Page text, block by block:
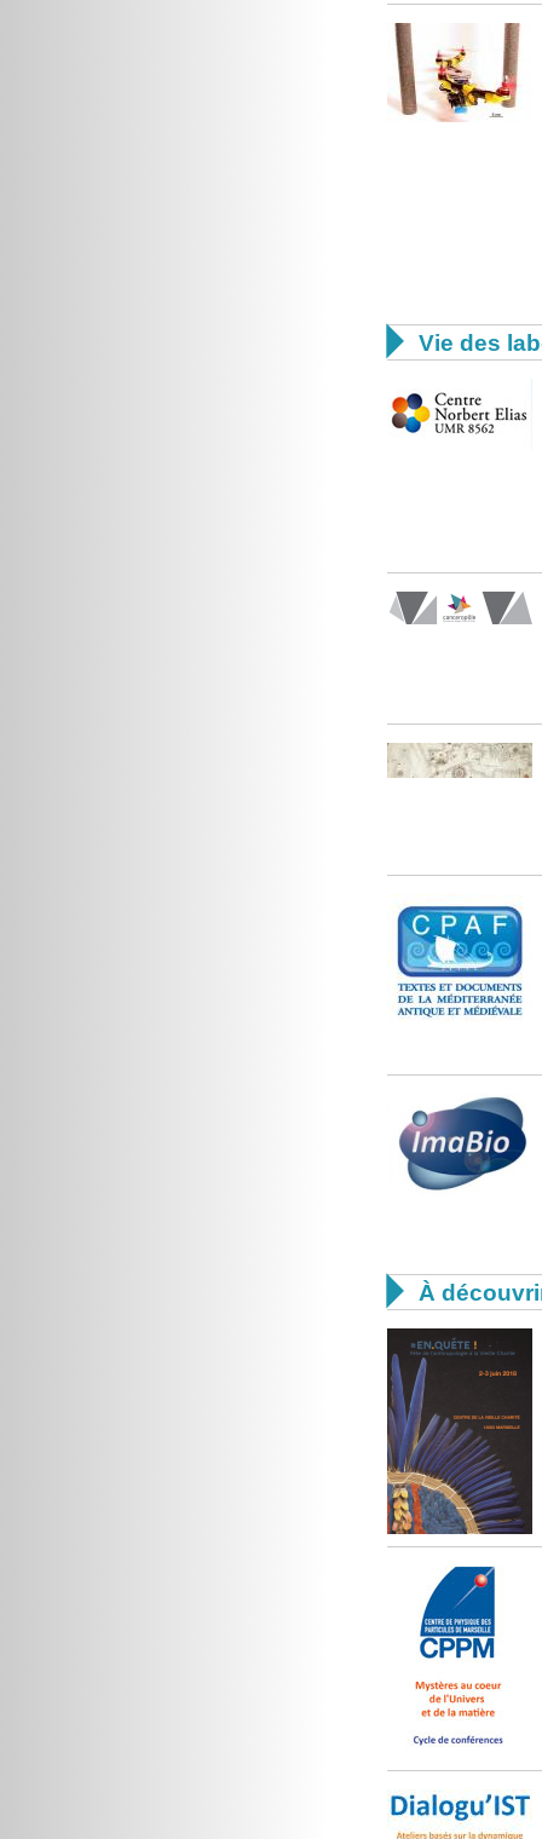
 Vie des
 À